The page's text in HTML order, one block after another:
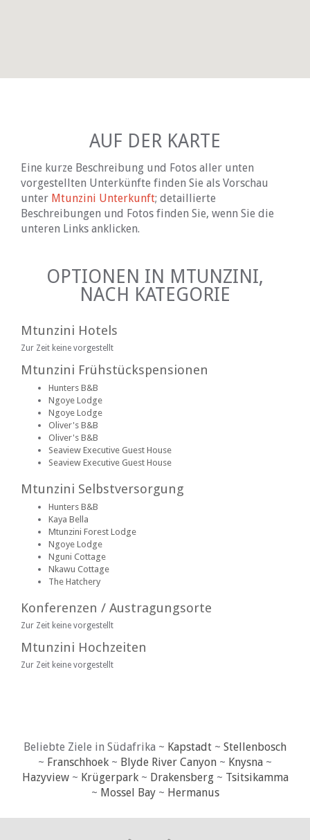
AUF DER KARTE
Eine kurze Beschreibung und Fotos aller unten
vorgestellten Unterkünfte finden Sie als Vorschau
unter Mtunzini Unterkunft; detaillierte
Beschreibungen und Fotos finden Sie, wenn Sie die
unteren Links anklicken.
OPTIONEN IN MTUNZINI,
NACH KATEGORIE
Mtunzini Hotels
Zur Zeit keine vorgestellt
Mtunzini Frühstückspensionen
Hunters B&B
Ngoye Lodge
Ngoye Lodge
Oliver's B&B
Oliver's B&B
Seaview Executive Guest House
Seaview Executive Guest House
Mtunzini Selbstversorgung
Hunters B&B
Kaya Bella
Mtunzini Forest Lodge
Ngoye Lodge
Nguni Cottage
Nkawu Cottage
The Hatchery
Konferenzen / Austragungsorte
Zur Zeit keine vorgestellt
Mtunzini Hochzeiten
Zur Zeit keine vorgestellt
Beliebte Ziele in Südafrika ~ Kapstadt ~ Stellenbosch
~ Franschhoek ~ Blyde River Canyon ~ Knysna ~
Hazyview~ Krügerpark~ Drakensberg~ Tsitsikamma
~ Mossel Bay~ Hermanus